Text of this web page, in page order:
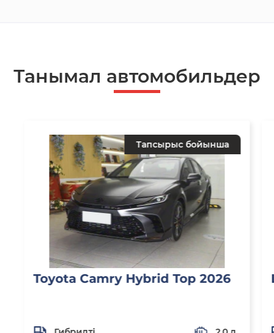
Танымал автомобильдер
Тапсырыс бойынша
Toyota Camry Hybrid Top 2026